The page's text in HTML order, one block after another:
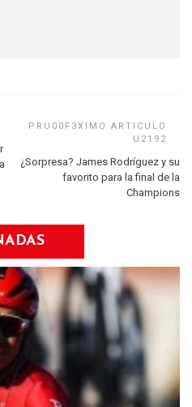
¿Sorpresa? James Rodríguez y su
favorito para la final de la
Champions